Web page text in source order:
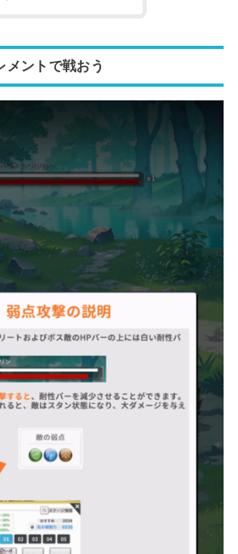
メントで戦おう